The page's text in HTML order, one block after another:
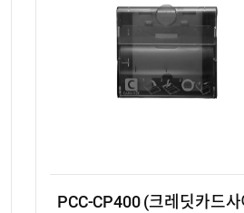
PCC-CP400 (크레딧카드